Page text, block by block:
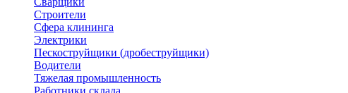
Строители
Сфера клининга
Электрики
Пескоструйщики (дробеструйщики)
Водители
Тяжелая промышленность
Работники склада